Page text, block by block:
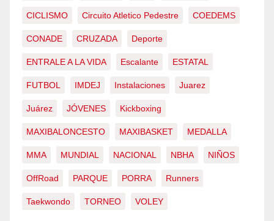
CICLISMO Circuito Atletico Pedestre COEDEMS
CONADE CRUZADA Deporte
ENTRALE A LA VIDA Escalante ESTATAL
FUTBOL IMDEJ Instalaciones Juarez
Juárez JÓVENES Kickboxing
MAXIBALONCESTO MAXIBASKET MEDALLA
MMA MUNDIAL NACIONAL NBHA NIÑOS
OffRoad PARQUE PORRA Runners
Taekwondo TORNEO VOLEY